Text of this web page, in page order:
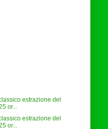
estrazione del
or...
estrazione del
or...